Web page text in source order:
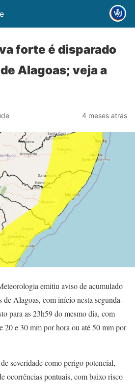
forte é disparado
Alagoas; veja a
4 meses atrás
emitiu aviso de acumulado
Alagoas, com início nesta segunda-
para as 23h59 do mesmo dia, com
20 e 30 mm por hora ou até 50 mm por
severidade como perigo potencial,
ocorrências pontuais, com baixo risco